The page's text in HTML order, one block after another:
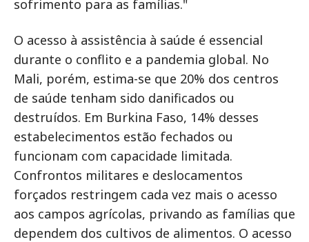
sofrimento para as famílias."
O acesso à assistência à saúde é essencial
durante o conflito e a pandemia global. No
Mali, porém, estima-se que 20% dos centros
de saúde tenham sido danificados ou
destruídos. Em Burkina Faso, 14% desses
estabelecimentos estão fechados ou
funcionam com capacidade limitada.
Confrontos militares e deslocamentos
forçados restringem cada vez mais o acesso
aos campos agrícolas, privando as famílias que
dependem dos cultivos de alimentos. O acesso